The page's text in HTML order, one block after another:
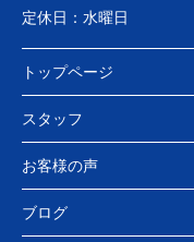
定休日： 水曜日
トップページ
スタッフ
お客様の声
ブログ